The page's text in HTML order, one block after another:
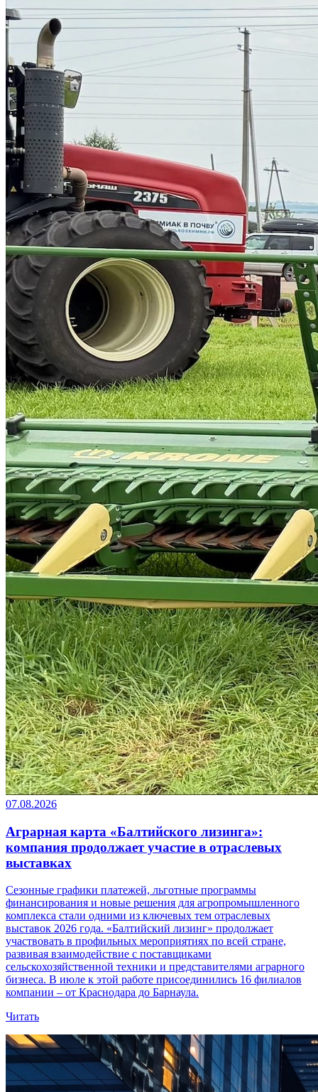
07.08.2026
Аграрная карта «Балтийского лизинга»:
компания продолжает участие в отраслевых
выставках
Сезонные графики платежей, льготные программы
финансирования и новые решения для агропромышленного
комплекса стали одними из ключевых тем отраслевых
выставок 2026 года. «Балтийский лизинг» продолжает
участвовать в профильных мероприятиях по всей стране,
развивая взаимодействие с поставщиками
сельскохозяйственной техники и представителями аграрного
бизнеса. В июле к этой работе присоединились 16 филиалов
компании – от Краснодара до Барнаула.
Читать